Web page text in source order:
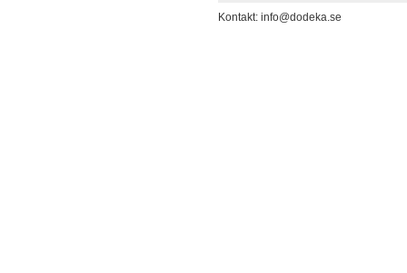
Kontakt: info@dodeka.se